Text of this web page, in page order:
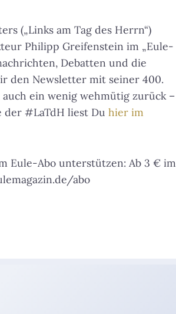
(„Links am Tag des Herrn“)
Philipp Greifenstein im „Eule-
Debatten und die
den Newsletter mit seiner 400.
auch ein wenig wehmütig zurück –
der #LaTdH liest Du hier im
Eule-Abo unterstützen: Ab 3 € im
abo